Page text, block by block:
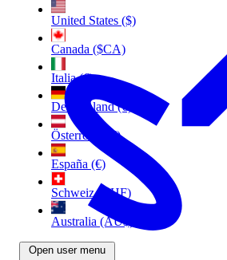
United States ($)
Canada ($CA)
Italia (€)
Deutschland (€)
Österreich (€)
España (€)
Schweiz (CHF)
Australia (AU$)
Open user menu